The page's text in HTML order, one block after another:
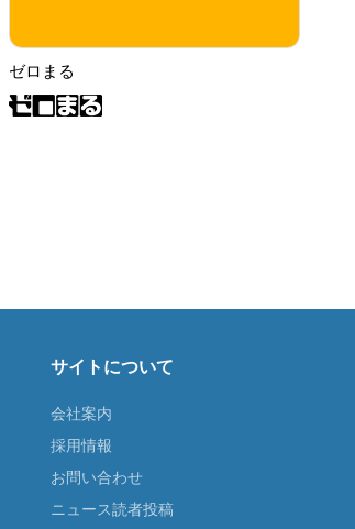
ゼロまる
サイトについて
会社案内
採用情報
お問い合わせ
ニュース読者投稿